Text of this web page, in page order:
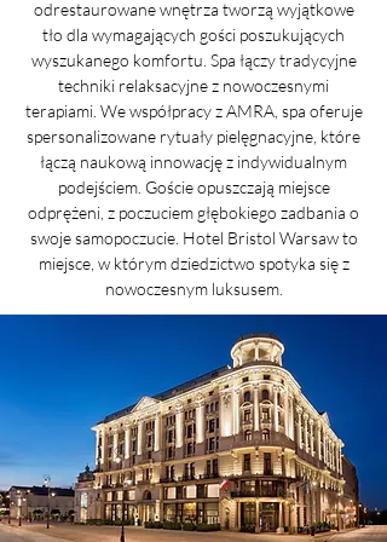
odrestaurowane wnętrza tworzą wyjątkowe
tło dla wymagających gości poszukujących
wyszukanego komfortu. Spa łączy tradycyjne
techniki relaksacyjne z nowoczesnymi
terapiami. We współpracy z AMRA, spa oferuje
spersonalizowane rytuały pielęgnacyjne, które
łączą naukową innowację z indywidualnym
podejściem. Goście opuszczają miejsce
odprężeni, z poczuciem głębokiego zadbania o
swoje samopoczucie. Hotel Bristol Warsaw to
miejsce, w którym dziedzictwo spotyka się z
nowoczesnym luksusem.